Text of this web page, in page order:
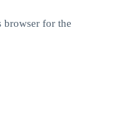
browser for the